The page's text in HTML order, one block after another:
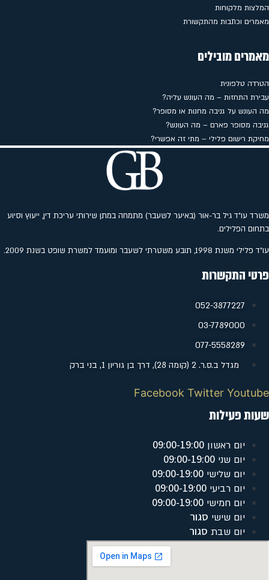
המלצות מלקוחות
מאמרים וכתבות מהתקשורת
מאמרים מובילים
הטרדה טלפונית
עבירת התחזות – מה העונש עליה?
מה העונש על גניבה מחנות או מסופר?
גניבה מסופר פארם – מה העונש?
מחיקת רישום פלילי – מתי זה אפשרי?
משרד עו"ד גיל בר-אור (באיער לשעבר) מתמחה במתן שירותי עריכת דין, ייעוץ וסיוע
בתחום הפלילים.
עו"ד פלילי משנת 1998, תובע משטרתי לשעבר ומועמד למשרת שופט בשנת 2009.
פרטי התקשרות
052-3877227
‭03-7789000
077-5558289
מגדל ב.ס.ר. 2 (קומה 28), דרך בן גוריון 1, בני ברק
Facebook Twitter Youtube
שעות פעילות
יום ראשון 09:00-19:00
יום שני 09:00-19:00
יום שלישי 09:00-19:00
יום רביעי 09:00-19:00
יום חמישי 09:00-19:00
יום שישי סגור
יום שבת סגור